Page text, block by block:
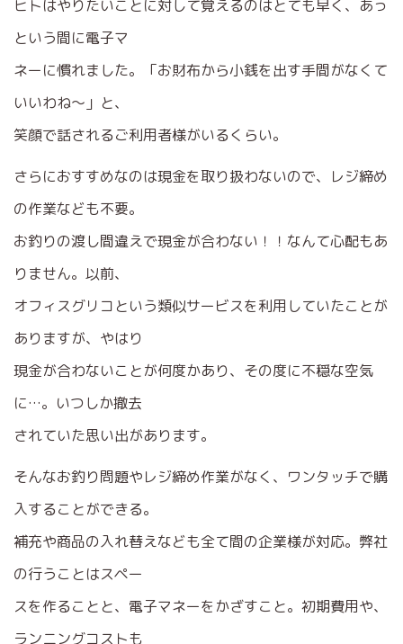
ヒトはやりたいことに対して覚えるのはとても早く、あっ
という間に電子マ
ネーに慣れました。「お財布から小銭を出す手間がなくて
いいわね〜」と、
笑顔で話されるご利用者様がいるくらい。
さらにおすすめなのは現金を取り扱わないので、レジ締め
の作業なども不要。
お釣りの渡し間違えで現金が合わない！！なんて心配もあ
りません。以前、
オフィスグリコという類似サービスを利用していたことが
ありますが、やはり
現金が合わないことが何度かあり、その度に不穏な空気
に…。いつしか撤去
されていた思い出があります。
そんなお釣り問題やレジ締め作業がなく、ワンタッチで購
入することができる。
補充や商品の入れ替えなども全て間の企業様が対応。弊社
の行うことはスペー
スを作ることと、電子マネーをかざすこと。初期費用や、
ランニングコストも